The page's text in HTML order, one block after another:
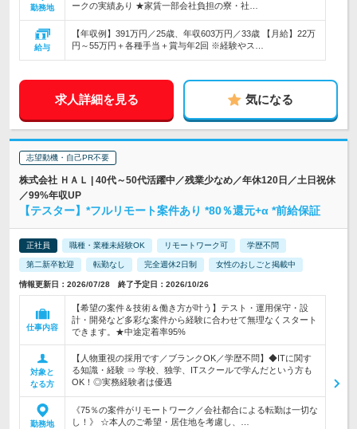
勤務地
ークの実績あり ★家賃一部会社負担の寮・社…
給与
【年収例】391万円／25歳、年収603万円／33歳 【月給】22万
円～55万円＋各種手当＋賞与年2回 ※経験やス…
求人詳細を見る 気になる
志望動機・自己PR不要
株式会社 ＨＡＬ | 40代～50代活躍中／残業少なめ／年休120日／土日祝休
／99%年収UP
【テスター】*フルリモート案件あり *80％還元+α *前給保証
正社員 職種・業種未経験OK リモートワーク可 学歴不問
第二新卒歓迎 転勤なし 完全週休2日制 女性のおしごと掲載中
情報更新日：2026/07/28 終了予定日：2026/10/26
仕事内容
【希望の案件＆技術＆働き方が叶う】テスト・運用保守・設
計・開発など多彩な案件から経験に合わせて無理なくスタート
できます。★中途定着率95%
対象と
なる方
【人物重視の採用です／ブランクOK／学歴不問】◆ITに関す
る知識・経験 ⇒ 学校、独学、ITスクールで学んだという方も
OK！◎実務経験者は優遇
勤務地
《75％の案件がリモートワーク／会社都合による転勤は一切な
し！》 ☆本人のご希望・居住地を考慮し、…